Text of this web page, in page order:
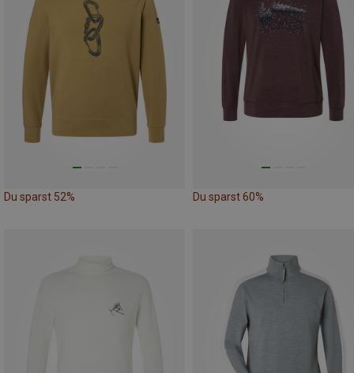
Du sparst 52% Du sparst 60%